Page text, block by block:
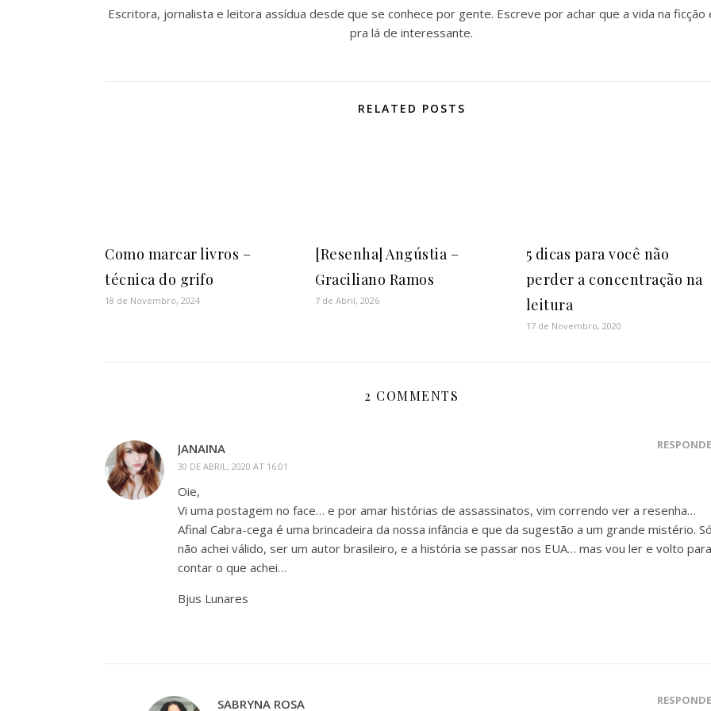
Escritora, jornalista e leitora assídua desde que se conhece por gente. Escreve por achar que a vida na ficção
pra lá de interessante.
RELATED POSTS
Como marcar livros –
técnica do grifo
18 de Novembro, 2024
[Resenha] Angústia –
Graciliano Ramos
7 de Abril, 2026
5 dicas para você não
perder a concentração na
leitura
17 de Novembro, 2020
2 COMMENTS
JANAINA
30 DE ABRIL, 2020 AT 16:01
Oie,
Vi uma postagem no face… e por amar histórias de assassinatos, vim correndo ver a resenha…
Afinal Cabra-cega é uma brincadeira da nossa infância e que da sugestão a um grande mistério.
não achei válido, ser um autor brasileiro, e a história se passar nos EUA… mas vou ler e volto para
contar o que achei…
Bjus Lunares
SABRYNA ROSA